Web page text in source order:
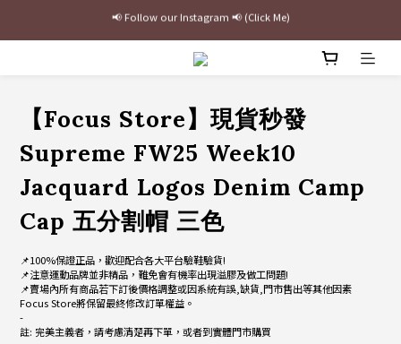
最新三方聯名倒鉤，火熱預購接單中🔥
加入官網會員即贈$100購物金
【Focus Store】現貨秒發
Supreme FW25 Week10
Jacquard Logos Denim Camp
Cap 五分割帽 三色
📌100%保證正品，歡迎配合各大平台驗鞋驗貨!
📌注意運動品牌並非精品，難免會有機率出現溢膠及做工問題!
📌賣場內所有商品若下訂後價格調整或因系統有誤,缺貨,門市售出等其他因素
Focus Store將保留最終修改訂單權益。
-
註: 完美主義者，請考慮清楚再下單，或者到實體門市購買